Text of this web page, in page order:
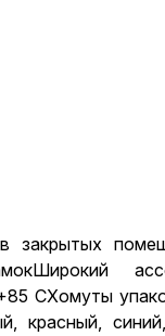
закрытых
СХомуты
красный,